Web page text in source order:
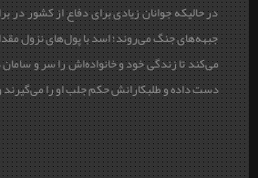
در حالیکه جوانان زیادی برای دفاع از کشور در
جبهه‌های جنگ می‌روند؛ اسد با پول‌های نزول
می‌کند تا زندگی خود و خانواده‌اش را سر و
دست داده و طلبکارانش حکم جلب او را